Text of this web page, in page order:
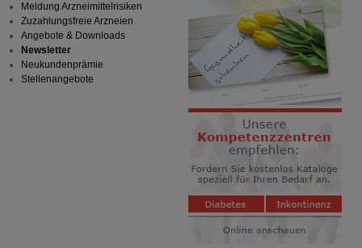
auf unserer Website aber auch die Werbung auf
Drittseiten möglichst relevant für Sie zu gestalten.
Bitte beachten Sie, dass Daten hierfür teilweise an
Dritte wie z.B. Google oder soziale Medien
übertragen werden.
Meldung Arzneimittelrisiken
Zuzahlungsfreie Arzneien
Angebote & Downloads
Newsletter
Neukundenprämie
Stellenangebote